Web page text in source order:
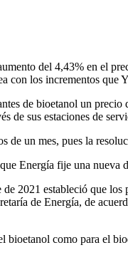
del 4,43% en el
con los incrementos que
de bioetanol un
de sus estaciones de
de un mes, pues la
Energía fije una nueva
2021 estableció que
de Energía, de
bioetanol como para el